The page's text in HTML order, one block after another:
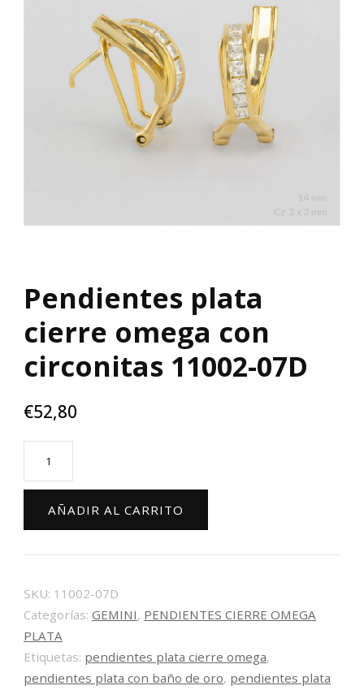
Pendientes plata
cierre omega con
circonitas 11002-07D
€52,80
11002-
07D
cantidad
AÑADIR AL CARRITO
SKU: 11002-07D
Categorías: GEMINI, PENDIENTES CIERRE OMEGA
PLATA
Etiquetas: pendientes plata cierre omega,
pendientes plata con baño de oro, pendientes plata